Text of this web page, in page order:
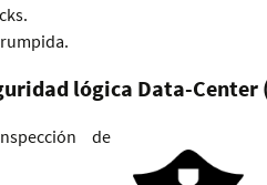
lógica Data-Center
de